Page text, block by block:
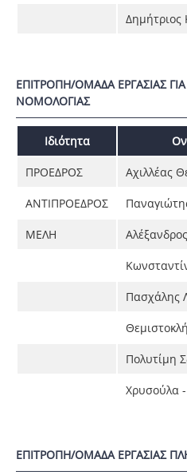
Δημήτριος
ΕΠΙΤΡΟΠΗ/ΟΜΑΔΑ ΕΡΓΑΣΙΑΣ
ΝΟΜΟΛΟΓΙΑΣ
Ιδιότητα
ΠΡΟΕΔΡΟΣ Αχιλλέας
ΑΝΤΙΠΡΟΕΔΡΟΣ
ΜΕΛΗ
Πασχάλης
Πολυτίμη
Χρυσούλα
ΕΠΙΤΡΟΠΗ/ΟΜΑΔΑ ΕΡΓΑΣΙΑΣ